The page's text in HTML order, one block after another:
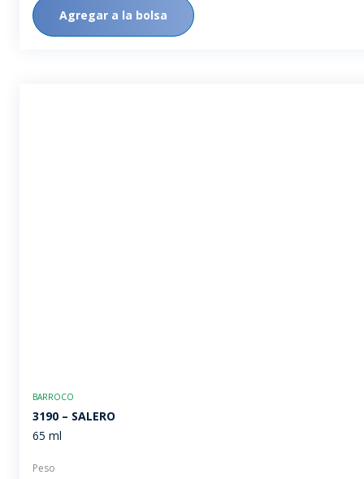
Agregar a la bolsa
BARROCO
3190 – SALERO
65 ml
Peso